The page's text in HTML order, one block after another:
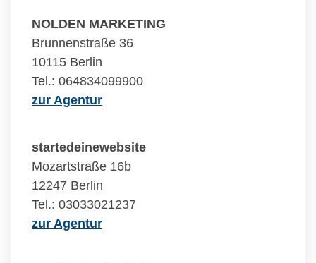
NOLDEN MARKETING
Brunnenstraße 36
10115 Berlin
Tel.: 064834099900
zur Agentur
startedeinewebsite
Mozartstraße 16b
12247 Berlin
Tel.: 03033021237
zur Agentur